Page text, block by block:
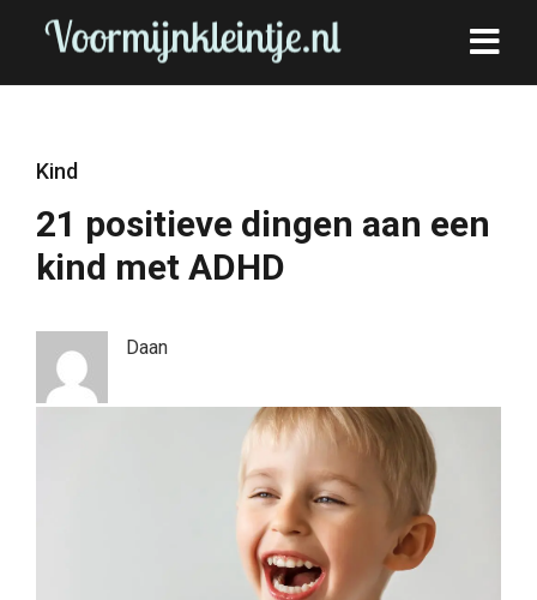
Kind
21 positieve dingen aan een
kind met ADHD
Daan